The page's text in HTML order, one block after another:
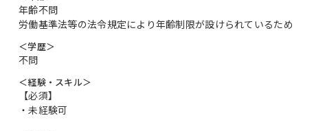
年齢不問
労働基準法等の法令規定により年齢制限が設けられているため
＜学歴＞
不問
＜経験・スキル＞
【必須】
・未経験可